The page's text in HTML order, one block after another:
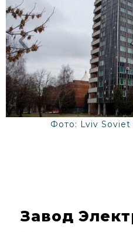
Фото: Lviv Soviet
Завод